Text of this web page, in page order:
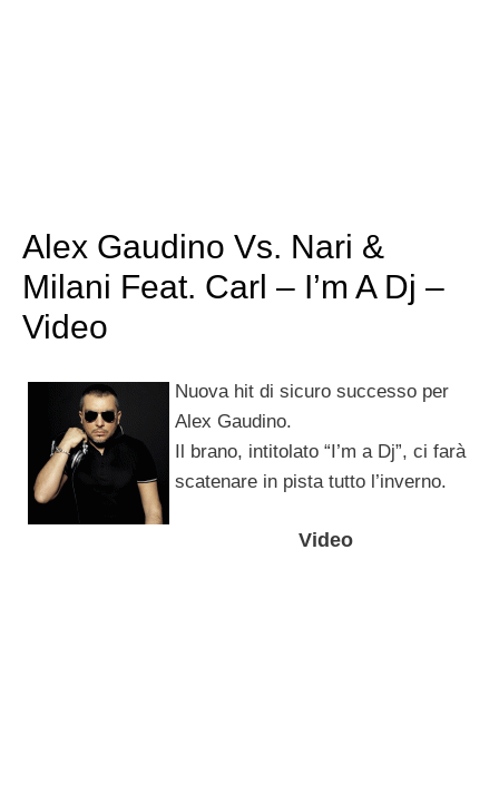
Alex Gaudino Vs. Nari &
Milani Feat. Carl – I’m A Dj –
Video
Nuova hit di sicuro successo per
Alex Gaudino.
Il brano, intitolato “I’m a Dj”, ci farà
scatenare in pista tutto l’inverno.
Video